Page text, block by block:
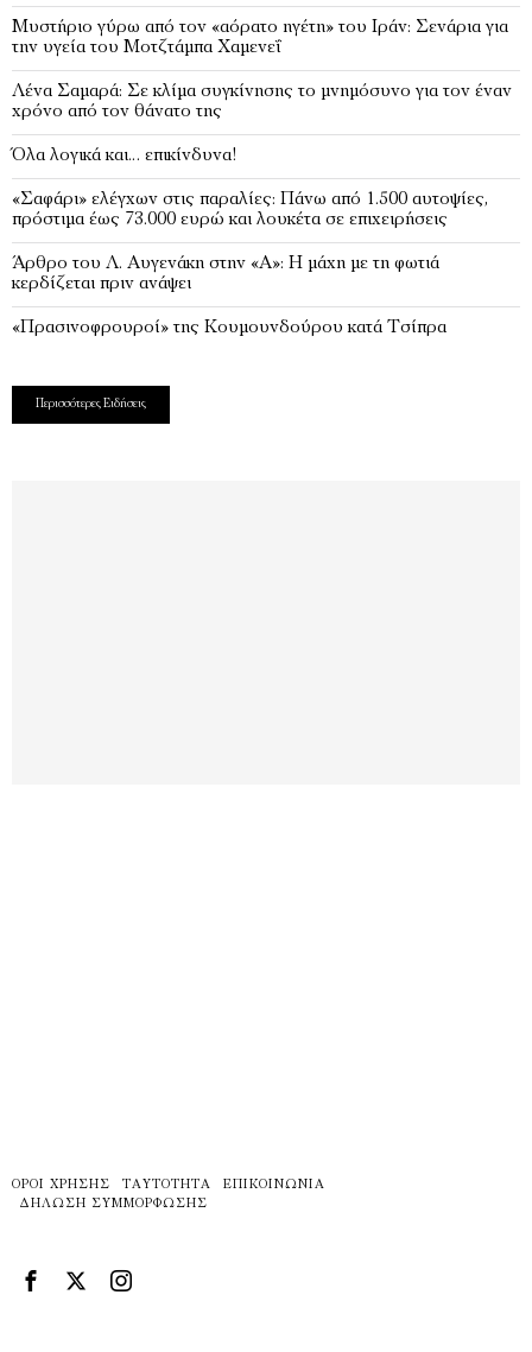
Μυστήριο γύρω από τον «αόρατο ηγέτη» του Ιράν: Σενάρια για
την υγεία του Μοτζτάμπα Χαμενεΐ
Λένα Σαμαρά: Σε κλίμα συγκίνησης το μνημόσυνο για τον έναν
χρόνο από τον θάνατο της
Όλα λογικά και… επικίνδυνα!
«Σαφάρι» ελέγχων στις παραλίες: Πάνω από 1.500 αυτοψίες,
πρόστιμα έως 73.000 ευρώ και λουκέτα σε επιχειρήσεις
Άρθρο του Λ. Αυγενάκη στην «Α»: Η μάχη με τη φωτιά
κερδίζεται πριν ανάψει
«Πρασινοφρουροί» της Κουμουνδούρου κατά Τσίπρα
Περισσότερες Ειδήσεις
ΌΡΟΙ ΧΡΉΣΗΣ ΤΑΥΤΌΤΗΤΑ
ΕΠΙΚΟΙΝΩΝΊΑ
ΔΉΛΩΣΗ ΣΥΜΜΌΡΦΩΣΗΣ